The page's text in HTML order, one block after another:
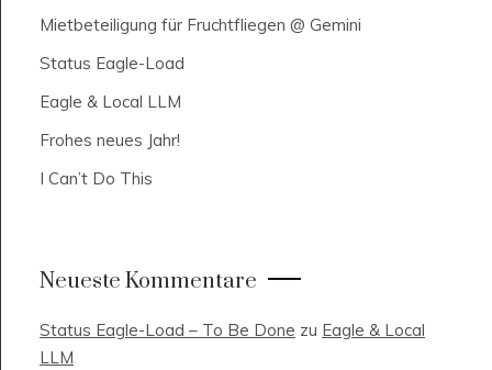
Mietbeteiligung für Fruchtfliegen @ Gemini
Status Eagle-Load
Eagle & Local LLM
Frohes neues Jahr!
I Can’t Do This
Neueste Kommentare
Status Eagle-Load – To Be Done zu Eagle & Local
LLM